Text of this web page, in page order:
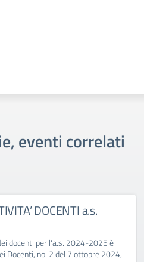
eventi correlati
DOCENTI a.s.
docenti per l'a.s. 2024-2025 è
Docenti, no. 2 del 7 ottobre 2024,